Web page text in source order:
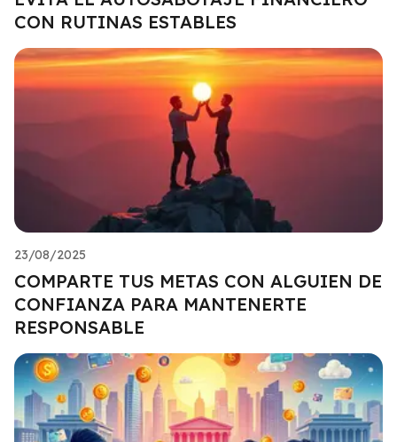
CON RUTINAS ESTABLES
23/08/2025
COMPARTE TUS METAS CON ALGUIEN DE
CONFIANZA PARA MANTENERTE
RESPONSABLE